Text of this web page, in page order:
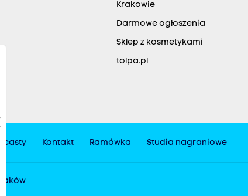
Krakowie
Darmowe ogłoszenia
Sklep z kosmetykami
tolpa.pl
Kontakt Ramówka Studia nagraniowe